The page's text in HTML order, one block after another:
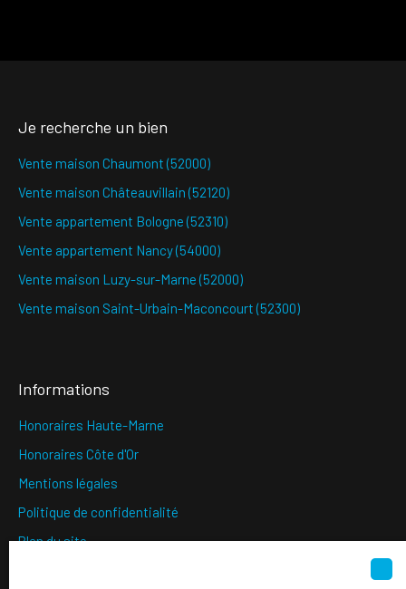
Je recherche un bien
Vente maison Chaumont (52000)
Vente maison Châteauvillain (52120)
Vente appartement Bologne (52310)
Vente appartement Nancy (54000)
Vente maison Luzy-sur-Marne (52000)
Vente maison Saint-Urbain-Maconcourt (52300)
Informations
Honoraires Haute-Marne
Honoraires Côte d'Or
Mentions légales
Politique de confidentialité
Plan du site